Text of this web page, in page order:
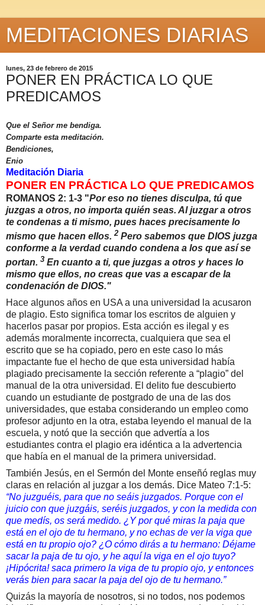
MEDITACIONES DIARIAS
lunes, 23 de febrero de 2015
PONER EN PRÁCTICA LO QUE
PREDICAMOS
Que el Señor me bendiga.
Comparte esta meditación.
Bendiciones,
Enio
Meditación Diaria
PONER EN PRÁCTICA LO QUE PREDICAMOS
ROMANOS 2: 1-3 "Por eso no tienes disculpa, tú que
juzgas a otros, no importa quién seas. Al juzgar a otros
te condenas a ti mismo, pues haces precisamente lo
mismo que hacen ellos. 2 Pero sabemos que DIOS juzga
conforme a la verdad cuando condena a los que así se
portan. 3 En cuanto a ti, que juzgas a otros y haces lo
mismo que ellos, no creas que vas a escapar de la
condenación de DIOS."
Hace algunos años en USA a una universidad la acusaron
de plagio. Esto significa tomar los escritos de alguien y
hacerlos pasar por propios. Esta acción es ilegal y es
además moralmente incorrecta, cualquiera que sea el
escrito que se ha copiado, pero en este caso lo más
impactante fue el hecho de que esta universidad había
plagiado precisamente la sección referente a “plagio” del
manual de la otra universidad. El delito fue descubierto
cuando un estudiante de postgrado de una de las dos
universidades, que estaba considerando un empleo como
profesor adjunto en la otra, estaba leyendo el manual de la
escuela, y notó que la sección que advertía a los
estudiantes contra el plagio era idéntica a la advertencia
que había en el manual de la primera universidad.
También Jesús, en el Sermón del Monte enseñó reglas muy
claras en relación al juzgar a los demás. Dice Mateo 7:1-5:
“No juzguéis, para que no seáis juzgados. Porque con el
juicio con que juzgáis, seréis juzgados, y con la medida con
que medís, os será medido. ¿Y por qué miras la paja que
está en el ojo de tu hermano, y no echas de ver la viga que
está en tu propio ojo? ¿O cómo dirás a tu hermano: Déjame
sacar la paja de tu ojo, y he aquí la viga en el ojo tuyo?
¡Hipócrita! saca primero la viga de tu propio ojo, y entonces
verás bien para sacar la paja del ojo de tu hermano.”
Quizás la mayoría de nosotros, si no todos, nos podemos